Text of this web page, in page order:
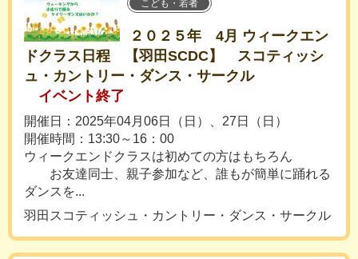
こども・若者
２０２５年 4月 ウィークエン
ドクラス日程 【羽田SCDC】 スコティッシ
ュ・カントリー・ダンス・サークル
イベント終了
開催日：2025年04月06日（日）、27日（日）
開催時間：13:30～16：00
ウィークエンドクラスは初めての方はもちろん
お友達同士、親子参加など、誰もが簡単に踊れる
ダンスを...
羽田スコティッシュ・カントリー・ダンス・サークル